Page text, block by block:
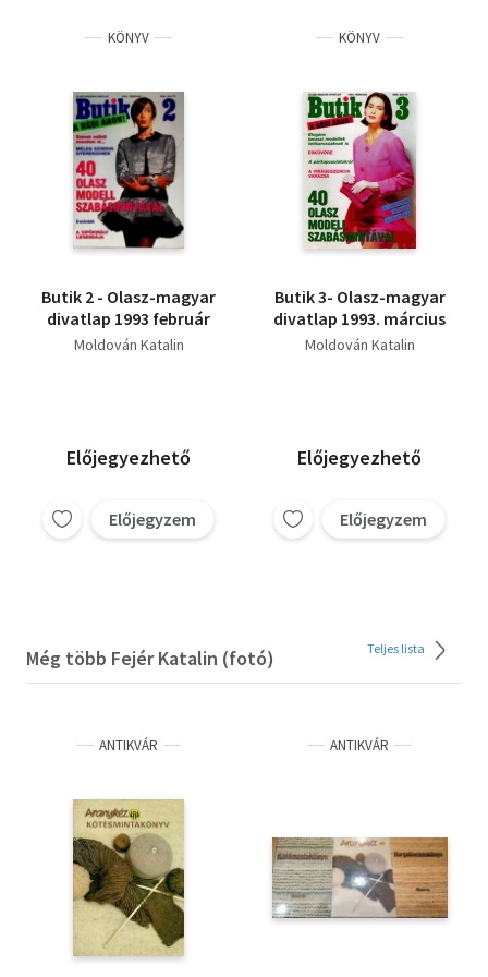
KÖNYV
Butik 2 - Olasz-magyar
divatlap 1993 február
Moldován Katalin
Előjegyezhető
Előjegyzem
KÖNYV
Butik 3- Olasz-magyar
divatlap 1993. március
Moldován Katalin
Előjegyezhető
Előjegyzem
Még több Fejér Katalin (fotó) Teljes lista
ANTIKVÁR ANTIKVÁR